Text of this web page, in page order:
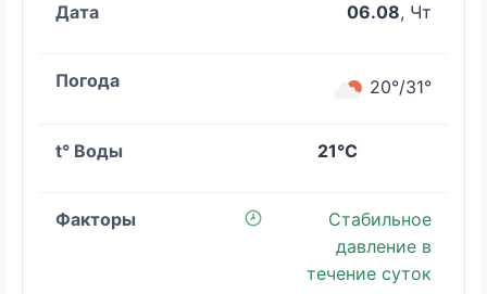
06.08, Чт
20°/31°
21°C
Стабильное
давление в
течение суток